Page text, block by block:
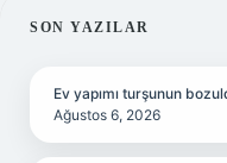
SIDEBAR
SON YAZILAR
Ev yapımı turşunun
Ağustos 6, 2026